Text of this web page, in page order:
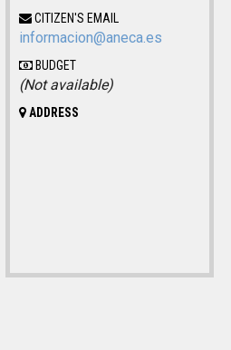
CITIZEN'S EMAIL
informacion@aneca.es
BUDGET
(Not available)
ADDRESS